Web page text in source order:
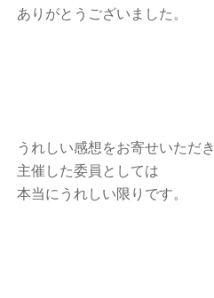
ありがとうございました。
うれしい感想をお寄せいただき
主催した委員としては
本当にうれしい限りです。